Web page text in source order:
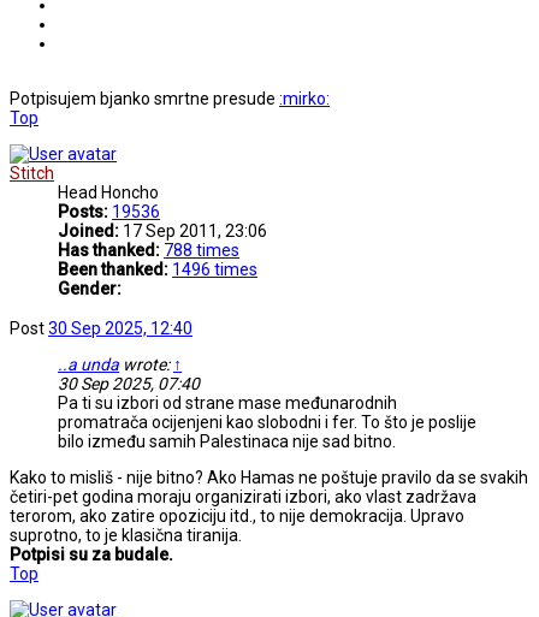
Potpisujem bjanko smrtne presude :mirko:
Top
Stitch
Head Honcho
Posts: 19536
Joined: 17 Sep 2011, 23:06
Has thanked: 788 times
Been thanked: 1496 times
Gender:
Post30 Sep 2025, 12:40
..a unda wrote: ↑
30 Sep 2025, 07:40
Pa ti su izbori od strane mase međunarodnih
promatrača ocijenjeni kao slobodni i fer. To što je poslije
bilo između samih Palestinaca nije sad bitno.
Kako to misliš - nije bitno? Ako Hamas ne poštuje pravilo da se svakih
četiri-pet godina moraju organizirati izbori, ako vlast zadržava
terorom, ako zatire opoziciju itd., to nije demokracija. Upravo
suprotno, to je klasična tiranija.
Potpisi su za budale.
Top